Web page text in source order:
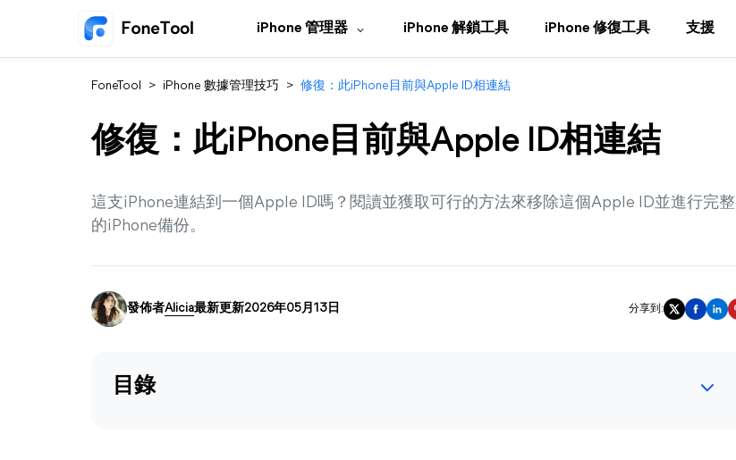
iPhone 管理器 iPhone 解鎖工具 iPhone 修復工具 支援
FoneTool > iPhone 數據管理技巧 > 修復：此iPhone目前與Apple ID相連結
修復：此iPhone目前與Apple ID相連結
這支iPhone連結到一個Apple ID嗎？閱讀並獲取可行的方法來移除這個Apple ID並進行完整
的iPhone備份。
發佈者Alicia最新更新2026年05月13日 分享到:
目錄